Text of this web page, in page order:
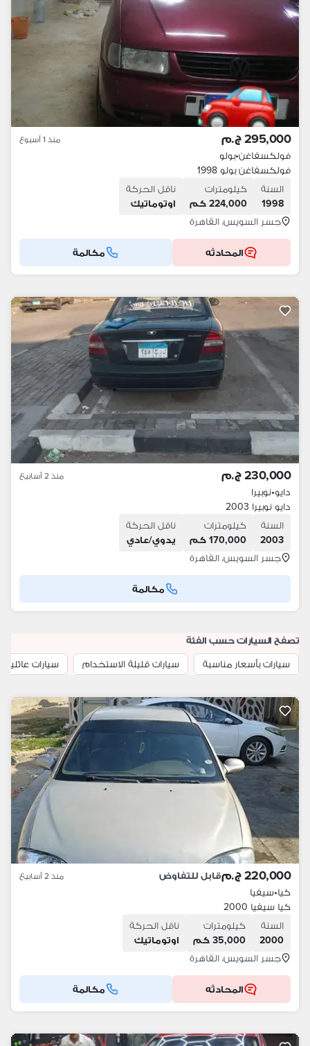
295,000 ج.م منذ 1 أسبوع
فولكسفاغن•بولو
فولكسفاغن بولو 1998
السنة
1998
كيلومترات
224,000 كم
ناقل الحركة
اوتوماتيك
جسر السويس، القاهرة
المحادثه مكالمة
230,000 ج.م منذ 2 أسابيع
دايو•نوبيرا
دايو نوبيرا 2003
السنة
2003
كيلومترات
170,000 كم
ناقل الحركة
يدوي/عادي
جسر السويس، القاهرة
مكالمة
تصفح السيارات حسب الفئة
سيارات بأسعار مناسبة
سيارات قليلة الاستخدام سيارات عائلية
220,000 ج.م قابل للتفاوض منذ 2 أسابيع
كيا•سيفيا
كيا سيفيا 2000
السنة
2000
كيلومترات
35,000 كم
ناقل الحركة
اوتوماتيك
جسر السويس، القاهرة
المحادثه مكالمة